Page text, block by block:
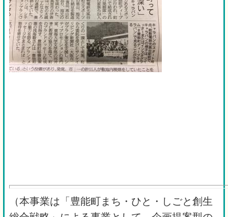
（本事業は「豊能町まち・ひと・しごと創生